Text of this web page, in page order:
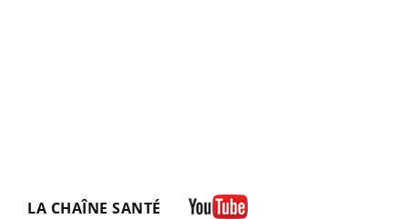
LA CHAÎNE SANTÉ